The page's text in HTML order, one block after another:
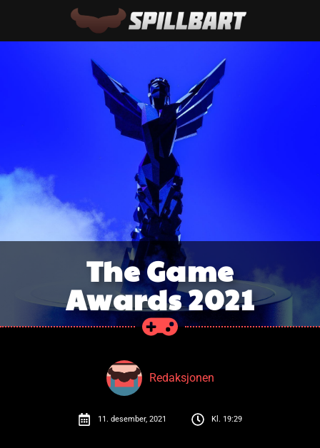
The Game
Awards 2021
Redaksjonen
11. desember, 2021 Kl. 19:29